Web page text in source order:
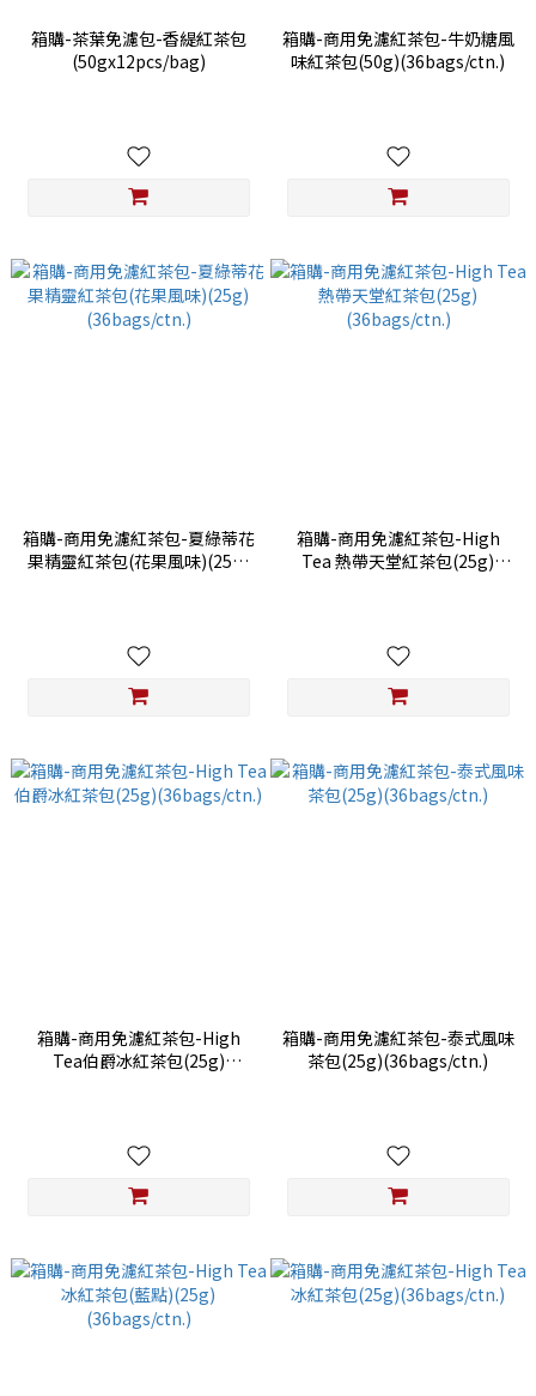
箱購-茶葉免濾包-香緹紅茶包
(50gx12pcs/bag)
箱購-商用免濾紅茶包-牛奶糖風
味紅茶包(50g)(36bags/ctn.)
箱購-商用免濾紅茶包-夏綠蒂花
果精靈紅茶包(花果風味)(25g)
箱購-商用免濾紅茶包-High
Tea 熱帶天堂紅茶包(25g)
箱購-商用免濾紅茶包-High
Tea伯爵冰紅茶包(25g)
箱購-商用免濾紅茶包-泰式風味
茶包(25g)(36bags/ctn.)